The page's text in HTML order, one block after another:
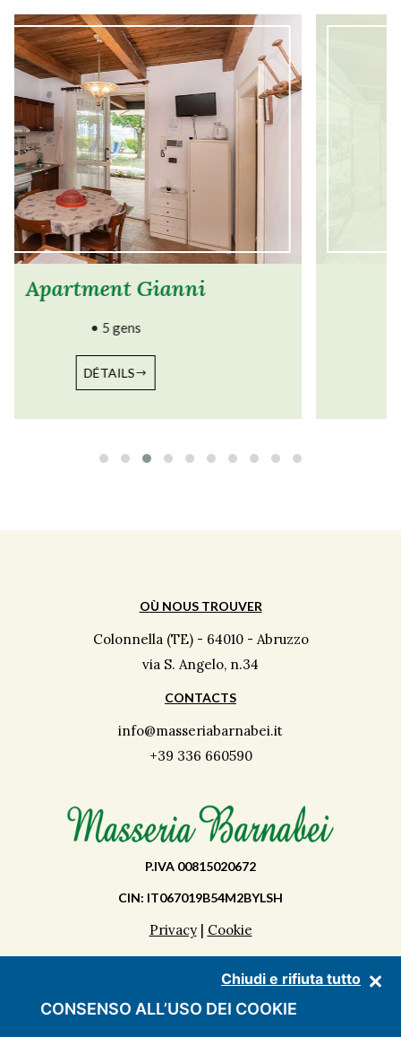
Chiudi e rifiuta tutto
CONSENSO ALL’USO DEI COOKIE
Apartment Lillina
OÙ NOUS TROUVER
Colonnella (TE) - 64010 - Abruzzo
via S. Angelo, n.34
CONTACTS
info@masseriabarnabei.it
+39 336 660590
P.IVA 00815020672
CIN: IT067019B54M2BYLSH
Privacy| Cookie
DÉCOUVRIR LA MASSERIA